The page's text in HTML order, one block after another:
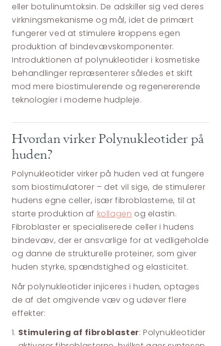
eller botulinumtoksin. De adskiller sig ved deres
virkningsmekanisme og mål, idet de primært
fungerer ved at stimulere kroppens egen
produktion af bindevævskomponenter.
Introduktionen af polynukleotider i kosmetiske
behandlinger repræsenterer således et skift
mod mere biostimulerende og regenererende
teknologier i moderne hudpleje.
Hvordan virker Polynukleotider på
huden?
Polynukleotider virker på huden ved at fungere
som biostimulatorer – det vil sige, de stimulerer
hudens egne celler, især fibroblasterne, til at
starte produktion af kollagen og elastin.
Fibroblaster er specialiserede celler i hudens
bindevæv, der er ansvarlige for at vedligeholde
og danne de strukturelle proteiner, som giver
huden styrke, spændstighed og elasticitet.
Når polynukleotider injiceres i huden, optages
de af det omgivende væv og udøver flere
effekter:
Stimulering af fibroblaster: Polynukleotider